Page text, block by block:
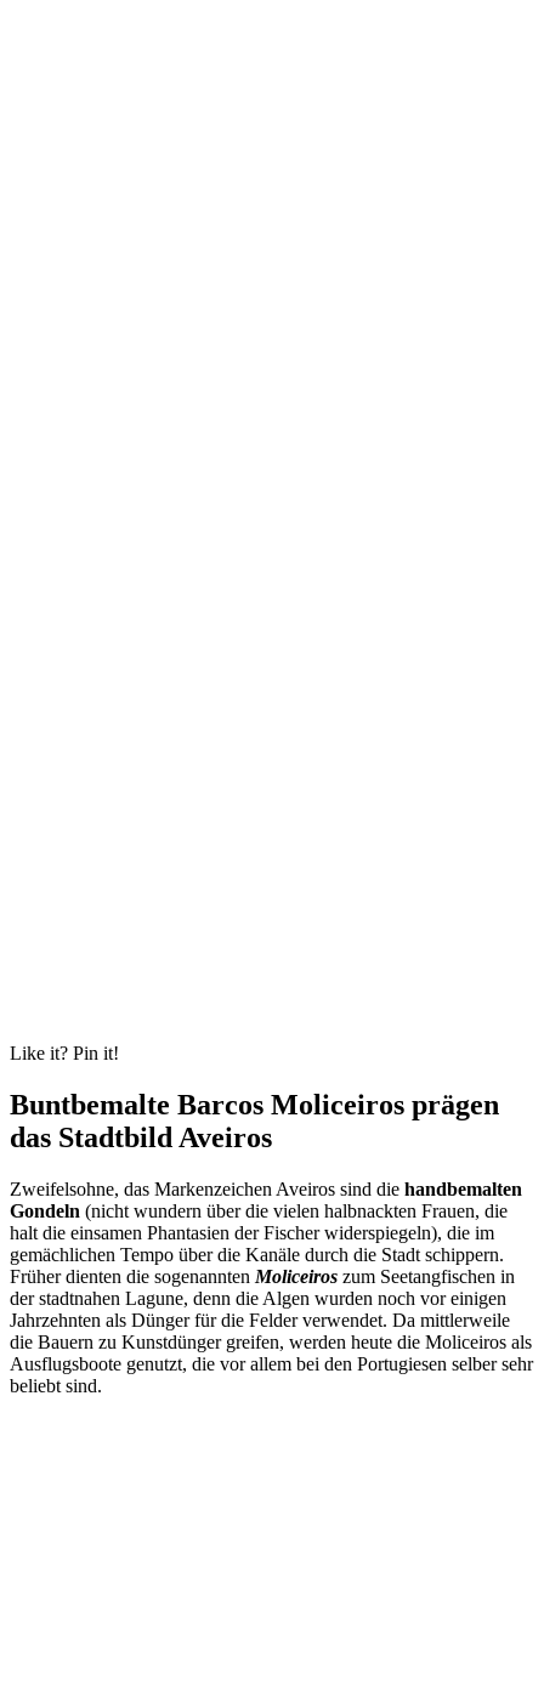
Like it? Pin it!
Buntbemalte Barcos Moliceiros prägen
das Stadtbild Aveiros
Zweifelsohne, das Markenzeichen Aveiros sind die handbemalten
Gondeln (nicht wundern über die vielen halbnackten Frauen, die
halt die einsamen Phantasien der Fischer widerspiegeln), die im
gemächlichen Tempo über die Kanäle durch die Stadt schippern.
Früher dienten die sogenannten Moliceiros zum Seetangfischen in
der stadtnahen Lagune, denn die Algen wurden noch vor einigen
Jahrzehnten als Dünger für die Felder verwendet. Da mittlerweile
die Bauern zu Kunstdünger greifen, werden heute die Moliceiros als
Ausflugsboote genutzt, die vor allem bei den Portugiesen selber sehr
beliebt sind.